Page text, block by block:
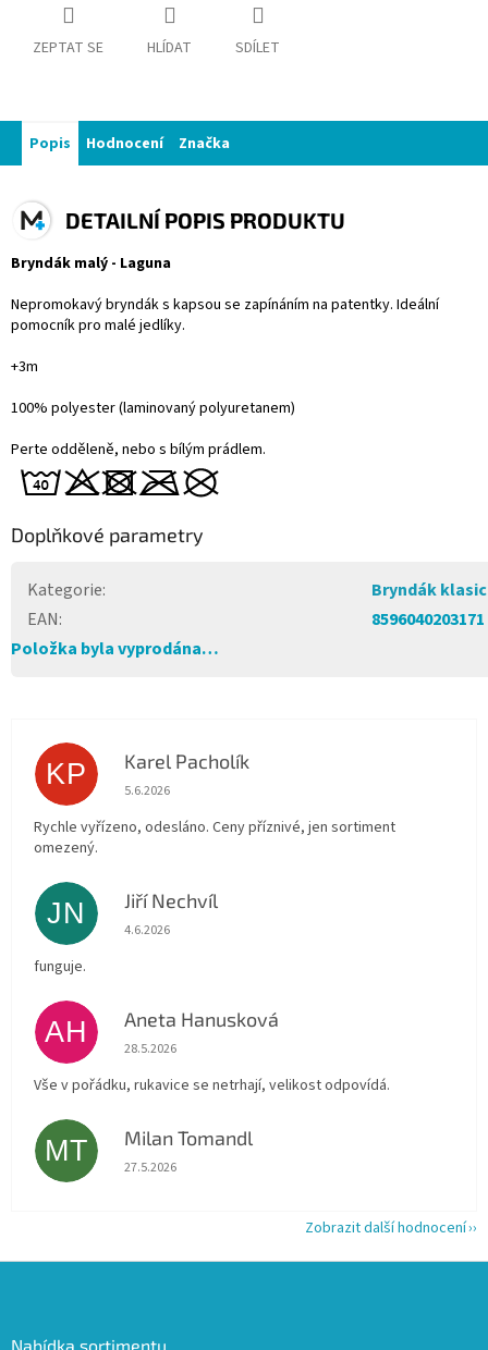
ZEPTAT SE HLÍDAT SDÍLET
Popis Hodnocení Značka
DETAILNÍ POPIS PRODUKTU
Bryndák malý - Laguna
Nepromokavý bryndák s kapsou se zapínáním na patentky. Ideální
pomocník pro malé jedlíky.
+3m
100% polyester (laminovaný polyuretanem)
Perte odděleně, nebo s bílým prádlem.
Doplňkové parametry
Kategorie:
Bryndák
EAN:
8596040203171
Položka byla vyprodána…
KP Karel Pacholík
Hodnocení obchodu je 4 z 5 hvězdiček.
5.6.2026
Rychle vyřízeno, odesláno. Ceny příznivé, jen sortiment
omezený.
JN Jiří Nechvíl
Hodnocení obchodu je 5 z 5 hvězdiček.
4.6.2026
funguje.
AH Aneta Hanusková
Hodnocení obchodu je 5 z 5 hvězdiček.
28.5.2026
Vše v pořádku, rukavice se netrhají, velikost odpovídá.
MT Milan Tomandl
Hodnocení obchodu je 5 z 5 hvězdiček.
27.5.2026
Zobrazit další hodnocení
Nabídka sortimentu